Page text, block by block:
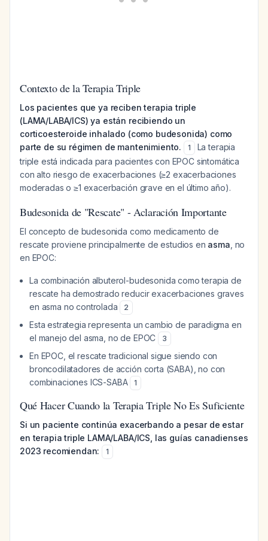
Contexto de la Terapia Triple
Los pacientes que ya reciben terapia triple
(LAMA/LABA/ICS) ya están recibiendo un
corticoesteroide inhalado (como budesonida) como
parte de su régimen de mantenimiento.
1
La terapia
triple está indicada para pacientes con EPOC sintomática
con alto riesgo de exacerbaciones (≥2 exacerbaciones
moderadas o ≥1 exacerbación grave en el último año).
Budesonida de "Rescate" - Aclaración Importante
El concepto de budesonida como medicamento de
rescate proviene principalmente de estudios en asma , no
en EPOC:
La combinación albuterol-budesonida como terapia de
rescate ha demostrado reducir exacerbaciones graves
en asma no controlada
2
Esta estrategia representa un cambio de paradigma en
el manejo del asma, no de EPOC
3
En EPOC, el rescate tradicional sigue siendo con
broncodilatadores de acción corta (SABA), no con
combinaciones ICS-SABA
1
Qué Hacer Cuando la Terapia Triple No Es Suficiente
Si un paciente continúa exacerbando a pesar de estar
en terapia triple LAMA/LABA/ICS, las guías canadienses
2023 recomiendan:
1